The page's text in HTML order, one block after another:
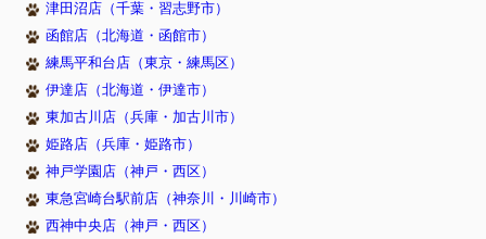
津田沼店（千葉・習志野市）
函館店（北海道・函館市）
練馬平和台店（東京・練馬区）
伊達店（北海道・伊達市）
東加古川店（兵庫・加古川市）
姫路店（兵庫・姫路市）
神戸学園店（神戸・西区）
東急宮崎台駅前店（神奈川・川崎市）
西神中央店（神戸・西区）